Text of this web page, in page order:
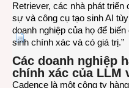
Retriever, các nhà phát
sự và công cụ tạo sinh AI
doanh nghiệp của họ để
sinh chính xác và có giá trị.”
Các doanh nghiệp
chính xác của LLM
Cadence là một công ty